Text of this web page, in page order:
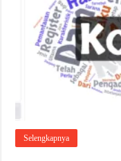
Selengkapnya